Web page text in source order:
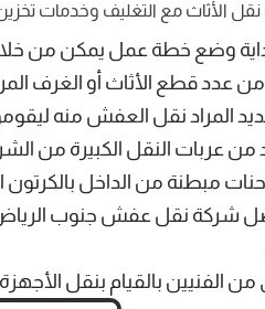
الأثاث مع التغليف وخدمات تخزين
وضع خطة عمل يمكن من
من عدد قطع الأثاث أو الغرف
المراد نقل العفش منه
من عربات النقل الكبيرة من
مبطنة من الداخل بالكرتون
شركة نقل عفش جنوب الرياض
الفنيين بالقيام بنقل الأجهزة